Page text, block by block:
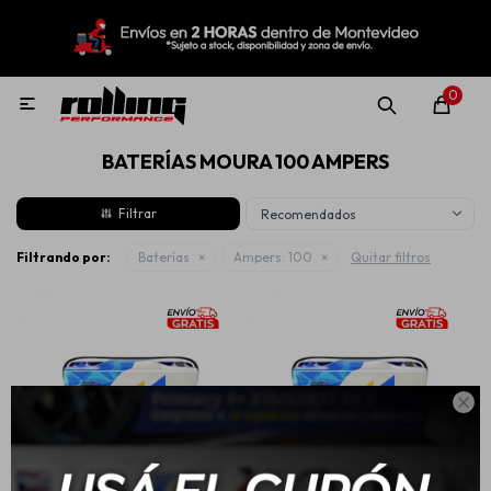

0

BATERÍAS MOURA 100 AMPERS
Recomendados
Filtrando por: Baterías Ampers: 100 Quitar filtros
MI CUENTA
Nuevo! Rolling Repuestos
Llantas
Aditivos